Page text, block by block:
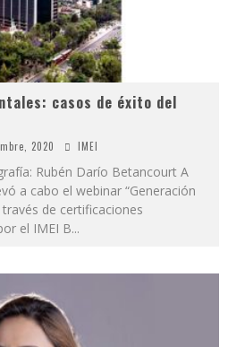
casos de éxito del
2020 IMEI
Rubén Darío Betancourt A
a cabo el webinar “Generación
de certificaciones
el IMEI B...